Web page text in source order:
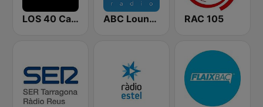
LOS 40 Catalunya ABC Lounge Jazz RAC 105